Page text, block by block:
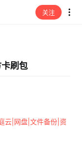
关注
刷包
云|网盘|文件备份|资